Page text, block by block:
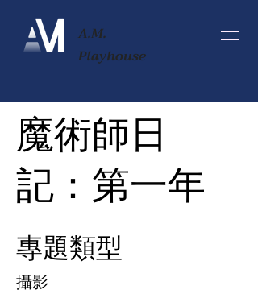
A.M.
Playhouse
魔術師日
記：第一年
專題類型
攝影